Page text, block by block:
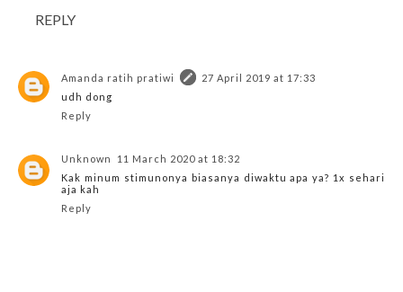
REPLY
Amanda ratih pratiwi
27 April 2019 at 17:33
udh dong
Reply
Unknown
11 March 2020 at 18:32
Kak minum stimunonya biasanya diwaktu apa ya? 1x sehari
aja kah
Reply